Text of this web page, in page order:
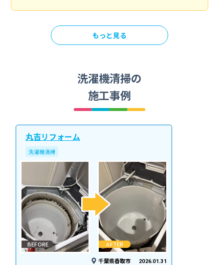
もっと見る
洗濯機清掃の
施工事例
丸吉リフォーム
洗濯機清掃
BEFORE AFTER
千葉県香取市 2026.01.31